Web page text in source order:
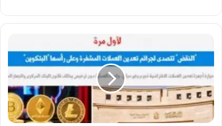
محكمة
النقض
تواجه
جرائم
تعدين
المشفرة